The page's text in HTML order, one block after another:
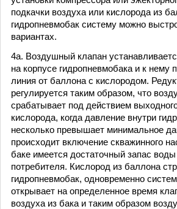
подкачки воздуха или кислорода из
гидропневмобак систему можно
вариантах.
4а. Воздушный клапан
на корпусе гидропневмобака и к нему
линия от баллона с кислородом.
регулируется таким образом, что
срабатывает под действием
кислорода, когда давление внутри
несколько превышает минимальное
происходит включение скважинного
баке имеется достаточный запас
потребителя. Кислород из баллона
гидропневмобак, одновременно
открывает на определенное время
воздуха из бака и таким образом